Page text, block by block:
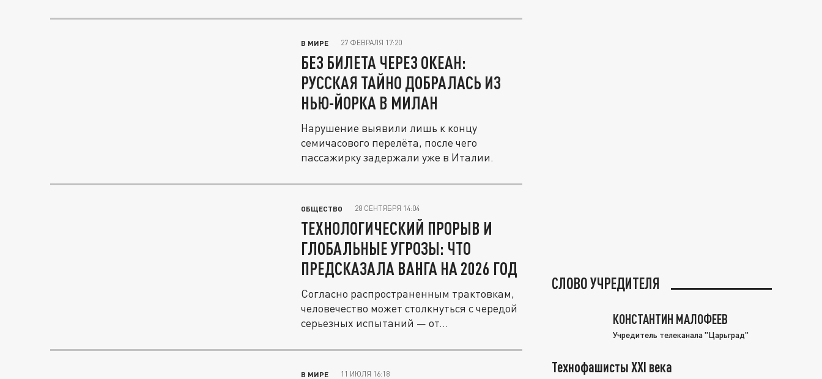
В МИРЕ 27 ФЕВРАЛЯ 17:20
БЕЗ БИЛЕТА ЧЕРЕЗ ОКЕАН:
РУССКАЯ ТАЙНО ДОБРАЛАСЬ ИЗ
НЬЮ-ЙОРКА В МИЛАН
Нарушение выявили лишь к концу
семичасового перелёта, после чего
пассажирку задержали уже в Италии.
ОБЩЕСТВО 28 СЕНТЯБРЯ 14:04
ТЕХНОЛОГИЧЕСКИЙ ПРОРЫВ И
ГЛОБАЛЬНЫЕ УГРОЗЫ: ЧТО
ПРЕДСКАЗАЛА ВАНГА НА 2026 ГОД
Согласно распространенным трактовкам,
человечество может столкнуться с чередой
серьезных испытаний — от...
В МИРЕ 11 ИЮЛЯ 16:18
СЛОВО УЧРЕДИТЕЛЯ
КОНСТАНТИН МАЛОФЕЕВ
Учредитель телеканала "Царьград"
Технофашисты XXI века